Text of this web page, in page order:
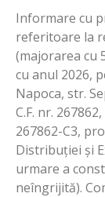
Informare cu
referitoare la
(majorarea cu
cu anul 2026,
Napoca, str.
C.F. nr.
267862-C3,
Distribuției și
urmare a
neîngrijită).